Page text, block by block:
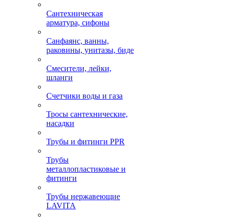
Сантехническая
арматура, сифоны
Санфаянс, ванны,
раковины, унитазы, биде
Смесители, лейки,
шланги
Счетчики воды и газа
Тросы сантехнические,
насадки
Трубы и фитинги PPR
Трубы
металлопластиковые и
фитинги
Трубы нержавеющие
LAVITA